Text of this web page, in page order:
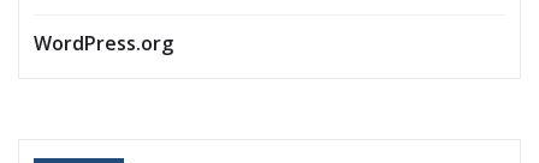
WordPress.org